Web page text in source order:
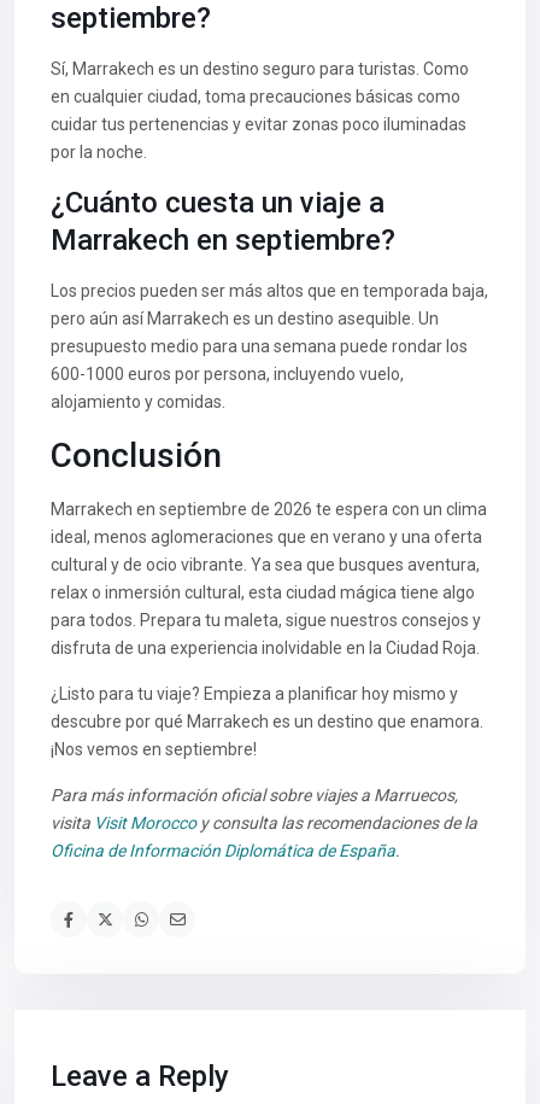
septiembre?
Sí, Marrakech es un destino seguro para turistas. Como
en cualquier ciudad, toma precauciones básicas como
cuidar tus pertenencias y evitar zonas poco iluminadas
por la noche.
¿Cuánto cuesta un viaje a
Marrakech en septiembre?
Los precios pueden ser más altos que en temporada baja,
pero aún así Marrakech es un destino asequible. Un
presupuesto medio para una semana puede rondar los
600-1000 euros por persona, incluyendo vuelo,
alojamiento y comidas.
Conclusión
Marrakech en septiembre de 2026 te espera con un clima
ideal, menos aglomeraciones que en verano y una oferta
cultural y de ocio vibrante. Ya sea que busques aventura,
relax o inmersión cultural, esta ciudad mágica tiene algo
para todos. Prepara tu maleta, sigue nuestros consejos y
disfruta de una experiencia inolvidable en la Ciudad Roja.
¿Listo para tu viaje? Empieza a planificar hoy mismo y
descubre por qué Marrakech es un destino que enamora.
¡Nos vemos en septiembre!
Para más información oficial sobre viajes a Marruecos,
visita Visit Moroccoy consulta las recomendaciones de la
Oficina de Información Diplomática de España.
Leave a Reply